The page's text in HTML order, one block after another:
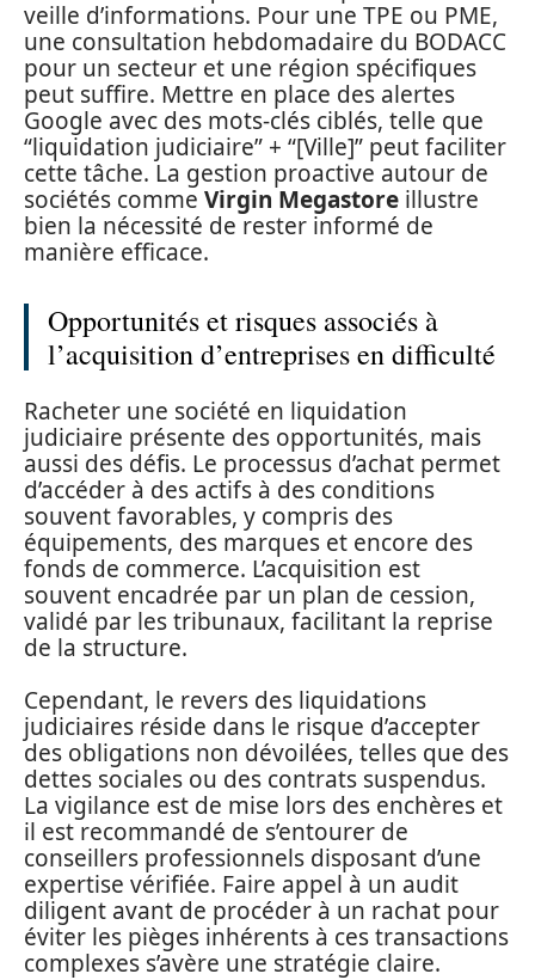
veille d’informations. Pour une TPE ou PME,
une consultation hebdomadaire du BODACC
pour un secteur et une région spécifiques
peut suffire. Mettre en place des alertes
Google avec des mots-clés ciblés, telle que
“liquidation judiciaire” + “[Ville]” peut faciliter
cette tâche. La gestion proactive autour de
sociétés comme Virgin Megastore illustre
bien la nécessité de rester informé de
manière efficace.
Opportunités et risques associés à
l’acquisition d’entreprises en difficulté
Racheter une société en liquidation
judiciaire présente des opportunités, mais
aussi des défis. Le processus d’achat permet
d’accéder à des actifs à des conditions
souvent favorables, y compris des
équipements, des marques et encore des
fonds de commerce. L’acquisition est
souvent encadrée par un plan de cession,
validé par les tribunaux, facilitant la reprise
de la structure.
Cependant, le revers des liquidations
judiciaires réside dans le risque d’accepter
des obligations non dévoilées, telles que des
dettes sociales ou des contrats suspendus.
La vigilance est de mise lors des enchères et
il est recommandé de s’entourer de
conseillers professionnels disposant d’une
expertise vérifiée. Faire appel à un audit
diligent avant de procéder à un rachat pour
éviter les pièges inhérents à ces transactions
complexes s’avère une stratégie claire.